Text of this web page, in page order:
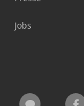
Jobs